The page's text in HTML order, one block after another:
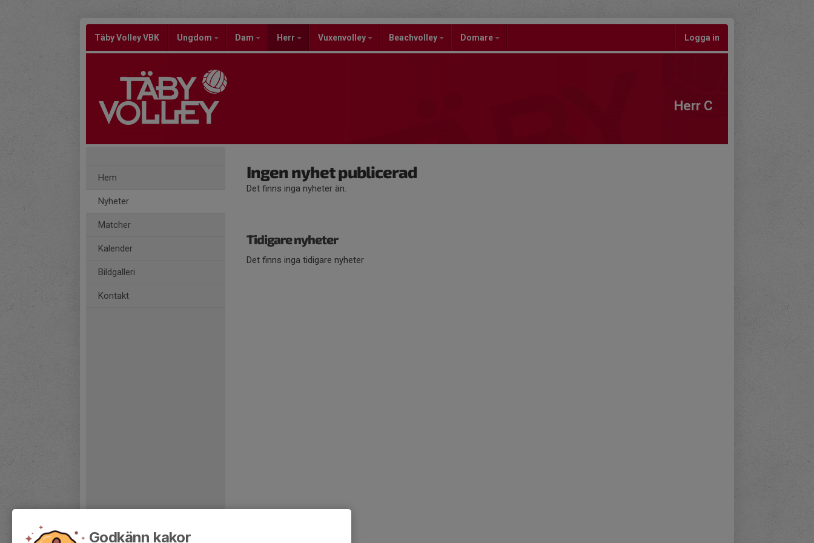
Täby Volley VBK Ungdom Dam Herr Vuxenvolley Beachvolley Domare Logga in
Herr C
Hem
Nyheter
Matcher
Kalender
Bildgalleri
Kontakt
Ingen nyhet publicerad
Det finns inga nyheter än.
Tidigare nyheter
Det finns inga tidigare nyheter
Godkänn kakor